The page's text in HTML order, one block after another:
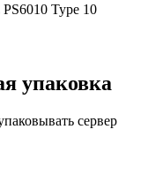
Type 10
упаковка
сервер